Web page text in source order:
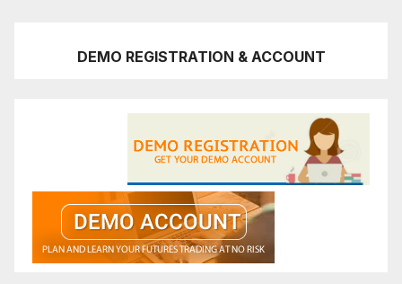
DEMO REGISTRATION & ACCOUNT